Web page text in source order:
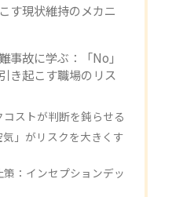
す現状維持のメカニ
事故に学ぶ：「No」
き起こす職場のリス
ストが判断を鈍らせる
気」がリスクを大きくす
：インセプションデッ